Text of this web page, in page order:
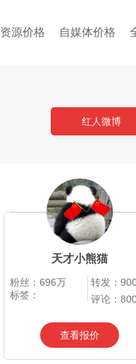
资源价格 自媒体价格
小红书
红人微博
天才小熊猫
粉丝：696万
标签：
转发：
评论：
查看报价